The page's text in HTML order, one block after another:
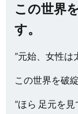
この世界
す。
”元始、女性は
この世界を破
”ほら 足元を